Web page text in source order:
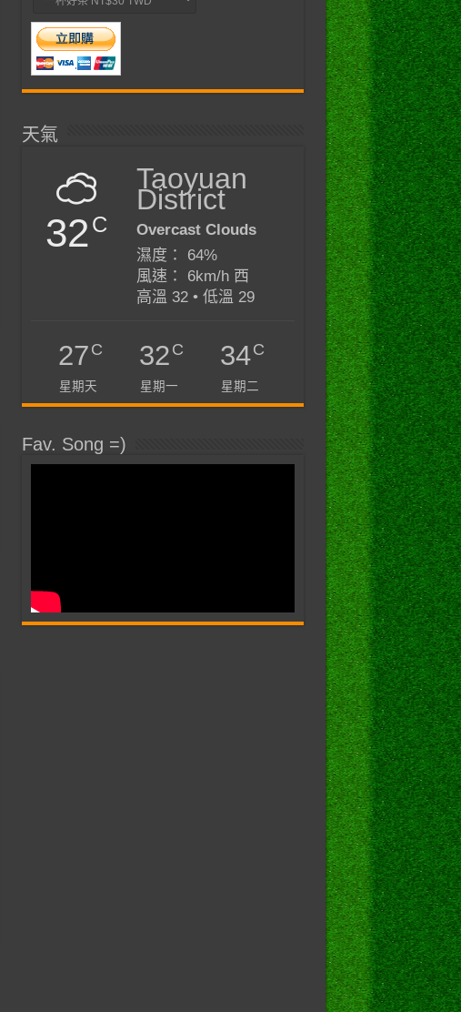
天氣
32C
Taoyuan
District
Overcast Clouds
濕度： 64%
風速： 6km/h 西
高溫 32 • 低溫 29
27C
星期天
32C
星期一
34C
星期二
Fav. Song =)